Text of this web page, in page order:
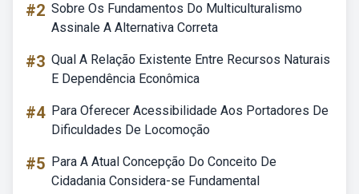
#2 Sobre Os Fundamentos Do Multiculturalismo
Assinale A Alternativa Correta
#3 Qual A Relação Existente Entre Recursos Naturais
E Dependência Econômica
#4 Para Oferecer Acessibilidade Aos Portadores De
Dificuldades De Locomoção
#5 Para A Atual Concepção Do Conceito De
Cidadania Considera-se Fundamental